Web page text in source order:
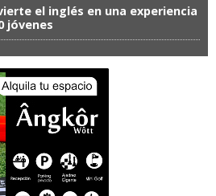
el inglés en una experiencia
jóvenes